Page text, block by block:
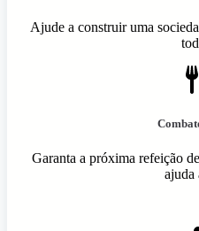
Ajude a construir uma
Garanta a próxima refeição
ajuda